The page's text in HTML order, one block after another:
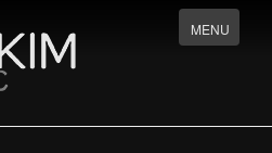
Menu
MENU